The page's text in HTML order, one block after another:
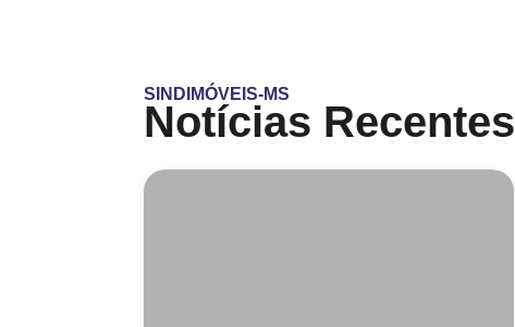
SINDIMÓVEIS-MS
Notícias Recentes